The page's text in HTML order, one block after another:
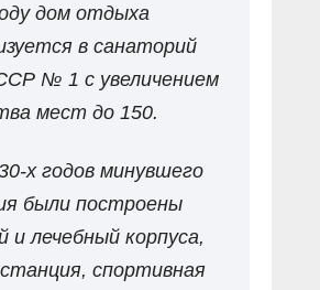
дом отдыха
в санаторий
№ 1 с увеличением
мест до 150.
х годов минувшего
были построены
и лечебный корпуса,
спортивная